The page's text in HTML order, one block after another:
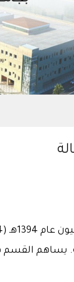
يساهم القسم